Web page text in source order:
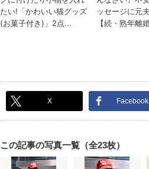
X Facebook
この記事の写真一覧（全23枚）